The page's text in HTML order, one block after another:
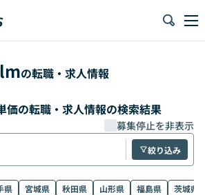
の転職・求人情報
価の転職・求人情報の検索結果
募集停止を非表示
絞り込み
県 宮城県 秋田県 山形県 福島県
茨城県